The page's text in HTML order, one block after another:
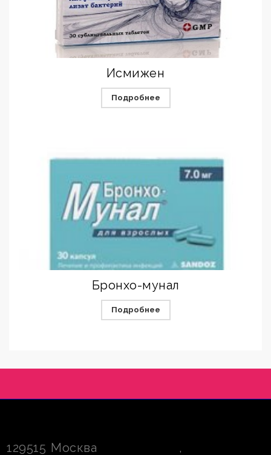
Исмижен
Подробнее
Бронхо-мунал
Подробнее
129515 Москва ,